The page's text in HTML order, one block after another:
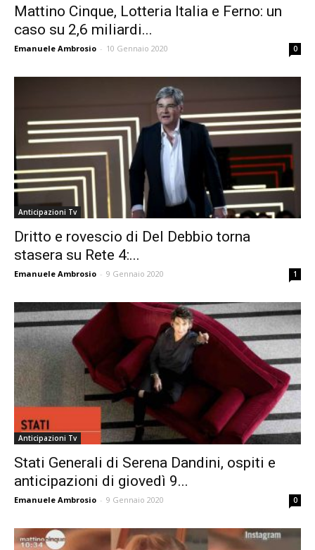
Mattino Cinque, Lotteria Italia e Ferno: un
caso su 2,6 miliardi...
Emanuele Ambrosio - 10 Gennaio 2020 0
Anticipazioni Tv
Dritto e rovescio di Del Debbio torna
stasera su Rete 4:...
Emanuele Ambrosio - 9 Gennaio 2020 1
Anticipazioni Tv
Stati Generali di Serena Dandini, ospiti e
anticipazioni di giovedì 9...
Emanuele Ambrosio - 9 Gennaio 2020 0